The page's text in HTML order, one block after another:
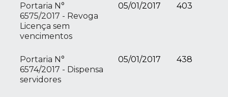
Portaria N°
6575/2017 - Revoga
Licença sem
vencimentos
05/01/2017 403
Portaria N°
6574/2017 - Dispensa
servidores
05/01/2017 438